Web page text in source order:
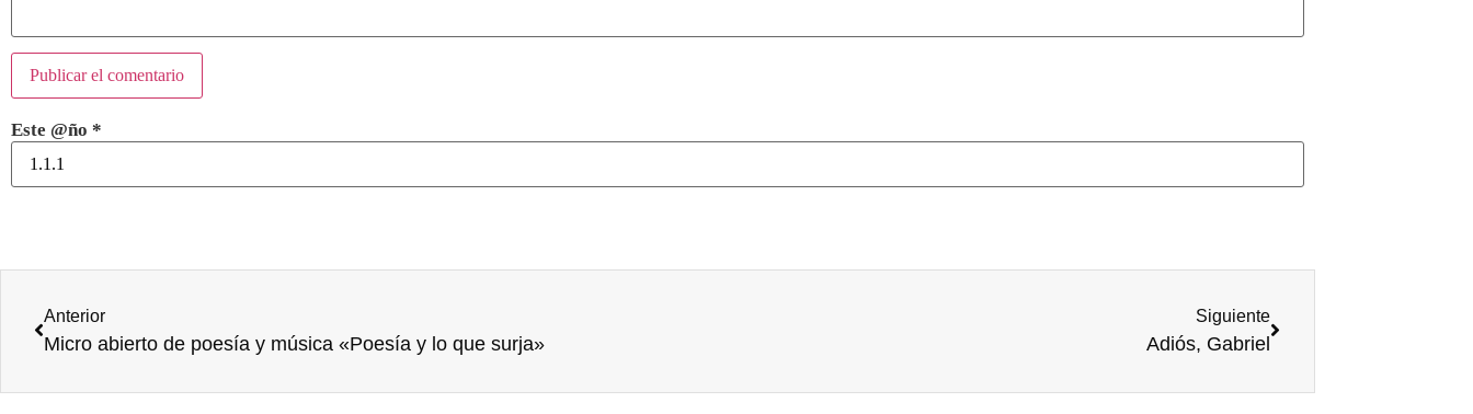
Este @ño *
Anterior
Micro abierto de poesía y música «Poesía y lo que surja»
Siguiente
Adiós, Gabriel